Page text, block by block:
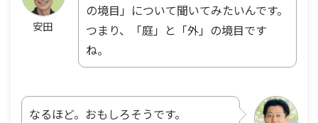
安田
の境目」について聞いてみたいんです。
つまり、「庭」と「外」の境目です
ね。
なるほど。おもしろそうです。